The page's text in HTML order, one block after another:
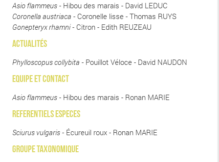
Asio flammeus - Hibou des marais - David LEDUC
Coronella austriaca - Coronelle lisse - Thomas RUYS
Gonepteryx rhamni- Citron - Edith REUZEAU
ACTUALITÉS
Phylloscopus collybita - Pouillot Véloce - David NAUDON
EQUIPE ET CONTACT
Asio flammeus - Hibou des marais - Ronan MARIE
REFERENTIELS ESPECES
Sciurus vulgaris - Écureuil roux - Ronan MARIE
GROUPE TAXONOMIQUE